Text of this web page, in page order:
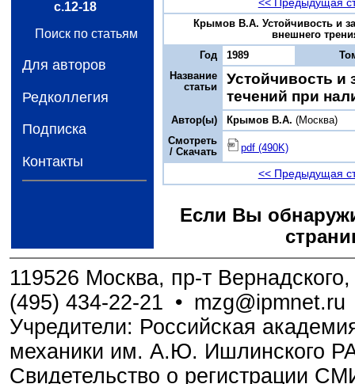
с.12-18
Поиск по статьям
Для авторов
Редколлегия
Подписка
Контакты
Крымов В.А. Устойчивость и
внешнего
Год
1989
Название
статьи
Устойчивость
течений при
Автор(ы) Крымов В.А. (Москва)
Смотреть
/ Скачать
pdf (490K)
<< Предыдущая
Если Вы
119526 Москва, пр-т
(495) 434-22-21 • mzg@ipmnet.ru
Учредители: Российская
механики им. А.Ю. Ишлинского
Свидетельство о регистрации